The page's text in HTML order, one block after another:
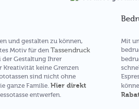
und gestalten zu können,
Motiv für den Tassendruck
der Gestaltung Ihrer
Kreativität keine Grenzen
sind nicht ohne
ganze Familie.Hier direkt
entwerfen.
Mit